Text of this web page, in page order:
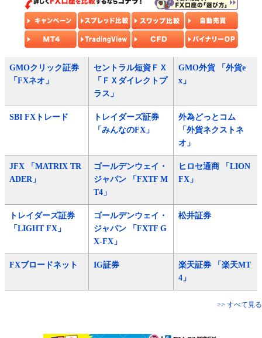
GMOクリック証券
「FXネオ」
セントラル短資ＦＸ
「ＦＸダイレクトプ
ラス」
GMO外貨 「外貨e
x」
SBI FXトレード
トレイダーズ証券
「みんなのFX」
外為どっとコム
「外貨ネクストネ
オ」
JFX 「MATRIX TR
ADER」
ゴールデンウェイ・
ジャパン 「FXTF M
T4」
ヒロセ通商 「LION
FX」
トレイダーズ証券
「LIGHT FX」
ゴールデンウェイ・
ジャパン 「FXTF G
X-FX」
松井証券
FXブロードネット IG証券
楽天証券 「楽天MT
4」
>> すべて見る